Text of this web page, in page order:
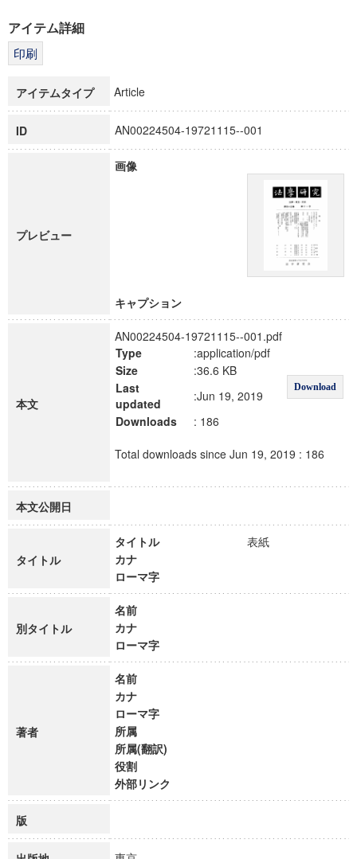
科学研究費補助金研究成果報告書
博士課程教育リーディングプログラム「超成熟社会発展のサ
アイテム詳細
アイテムタイプ Article
ID AN00224504-19721115--001
プレビュー
画像
キャプション
本文
AN00224504-19721115--001.pdf
Type
:application/pdf
Download
Size
:36.6 KB
Last
updated
:Jun 19, 2019
Downloads
: 186
Total downloads since Jun 19, 2019 : 186
本文公開日
タイトル
タイトル
表紙
カナ
ローマ字
別タイトル
名前
カナ
ローマ字
著者
名前
カナ
ローマ字
所属
所属(翻訳)
役割
外部リンク
版